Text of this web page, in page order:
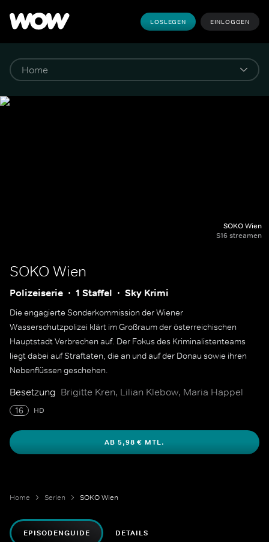
LOSLEGEN EINLOGGEN
SOKO Wien
S16 streamen
SOKO Wien
Polizeiserie 1 Staffel Sky Krimi
Die engagierte Sonderkommission der Wiener
Wasserschutzpolizei klärt im Großraum der österreichischen
Hauptstadt Verbrechen auf. Der Fokus des Kriminalistenteams
liegt dabei auf Straftaten, die an und auf der Donau sowie ihren
Nebenflüssen geschehen.
Besetzung Brigitte Kren, Lilian Klebow, Maria Happel
16 HD
AB 5,98 € MTL.
Home Serien SOKO Wien
EPISODENGUIDE DETAILS